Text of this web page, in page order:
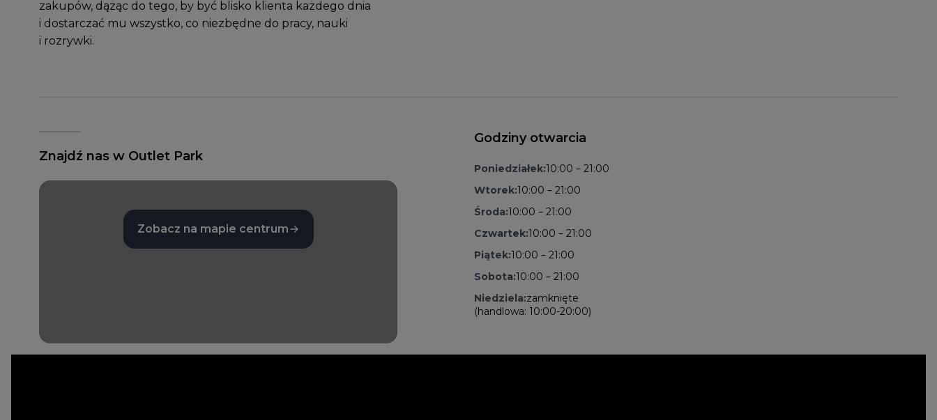
zakupów, dążąc do tego, by być blisko klienta każdego dnia
i dostarczać mu wszystko, co niezbędne do pracy, nauki
i rozrywki.
Znajdź nas w Outlet Park
Zobacz na mapie centrum
Godziny otwarcia
Poniedziałek:10:00 – 21:00
Wtorek:10:00 – 21:00
Środa:10:00 – 21:00
Czwartek:10:00 – 21:00
Piątek:10:00 – 21:00
Sobota:10:00 – 21:00
Niedziela:zamknięte
(handlowa: 10:00-20:00)